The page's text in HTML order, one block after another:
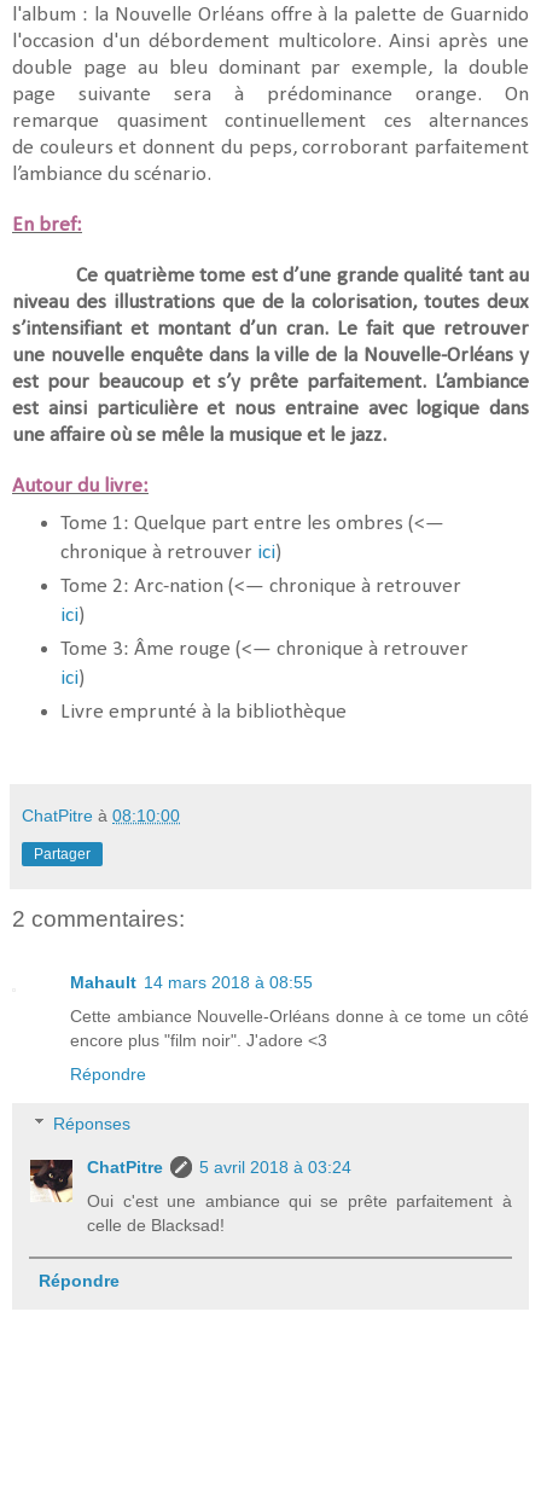
l'album : la Nouvelle Orléans offre à la palette de Guarnido
l'occasion d'un débordement multicolore. Ainsi après une
double page au bleu dominant par exemple, la double
page suivante sera à prédominance orange. On
remarque quasiment continuellement ces alternances
de couleurs et donnent du peps, corroborant parfaitement
l’ambiance du scénario.
En bref:
Ce quatrième tome est d’une grande qualité tant au
niveau des illustrations que de la colorisation, toutes deux
s’intensifiant et montant d’un cran. Le fait que retrouver
une nouvelle enquête dans la ville de la Nouvelle-Orléans y
est pour beaucoup et s’y prête parfaitement. L’ambiance
est ainsi particulière et nous entraine avec logique dans
une affaire où se mêle la musique et le jazz.
Autour du livre:
Tome 1: Quelque part entre les ombres (<—
chronique à retrouver ici)
Tome 2: Arc-nation (<— chronique à retrouver
ici)
Tome 3: Âme rouge (<— chronique à retrouver
ici)
Livre emprunté à la bibliothèque
ChatPitre à 08:10:00
Partager
2 commentaires:
Mahault 14 mars 2018 à 08:55
Cette ambiance Nouvelle-Orléans donne à ce tome un côté
encore plus "film noir". J'adore <3
Répondre
Réponses
ChatPitre
5 avril 2018 à 03:24
Oui c'est une ambiance qui se prête parfaitement à
celle de Blacksad!
Répondre